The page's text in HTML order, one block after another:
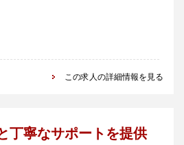
この求人の詳細情報を見る
丁寧なサポートを提供